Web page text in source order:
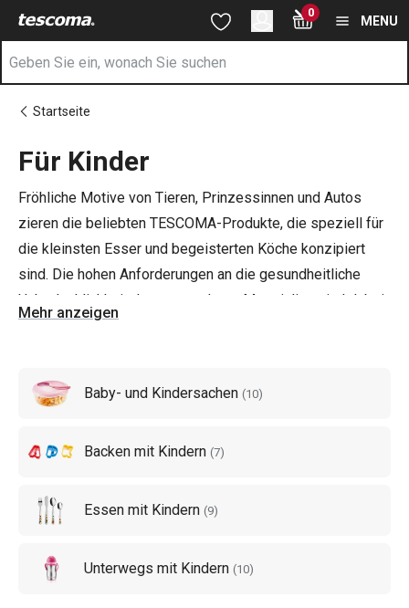
Sie befinden sich auf der Für Kinder Seite
Zum Hauptinhalt springen
Zur Suche springen
Zur Navigation springen 0
MENU
Startseite
Für Kinder
Fröhliche Motive von Tieren, Prinzessinnen und Autos
zieren die beliebten TESCOMA-Produkte, die speziell für
die kleinsten Esser und begeisterten Köche konzipiert
sind. Die hohen Anforderungen an die gesundheitliche
Unbedenklichkeit der verwendeten Materialien sind dabei
selbstverständlich. Ob Sie Ihre
Kinderbedarf
suchen, hier sind Sie richtig!
Mehr anzeigen
Baby- und Kindersachen (10)
Backen mit Kindern (7)
Essen mit Kindern (9)
Unterwegs mit Kindern (10)